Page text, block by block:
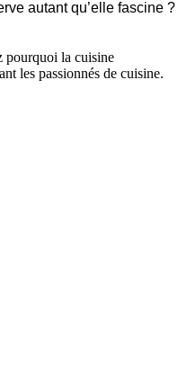
autant qu’elle fascine ?
pourquoi la cuisine
les passionnés de cuisine.